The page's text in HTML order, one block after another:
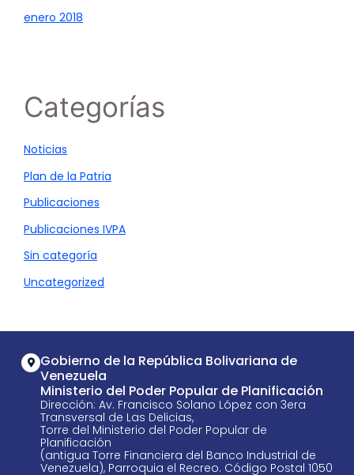
enero 2018
Categorías
Noticias
Plan de la Patria
Publicaciones
Publicaciones IVPA
Sin categoría
Uncategorized
Gobierno de la República Bolivariana de
Venezuela
Ministerio del Poder Popular de Planificación
Dirección: Av. Francisco Solano López con 3era
Transversal de Las Delicias,
Torre del Ministerio del Poder Popular de
Planificación
(antigua Torre Financiera del Banco Industrial de
Venezuela), Parroquia el Recreo. Código Postal 1050